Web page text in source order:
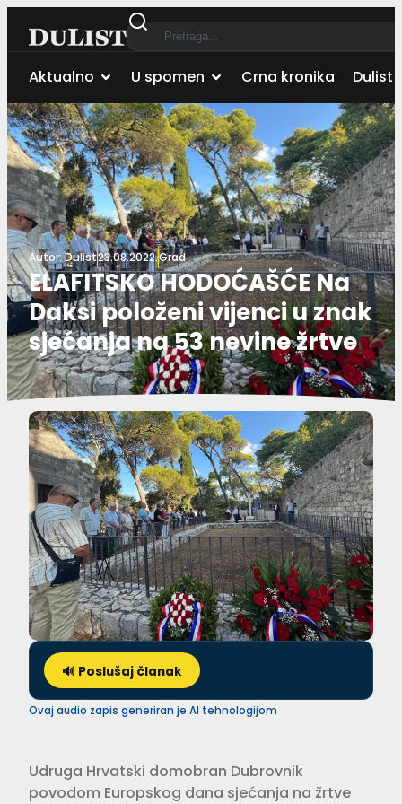
Aktualno U spomen Crna kronika Dulist
Autor:Dulist23.08.2022.Grad
ELAFITSKO HODOĆAŠĆE Na
Daksi položeni vijenci u znak
sjećanja na 53 nevine žrtve
🔊 Poslušaj članak
Ovaj audio zapis generiran je AI tehnologijom
Udruga Hrvatski domobran Dubrovnik
povodom Europskog dana sjećanja na žrtve